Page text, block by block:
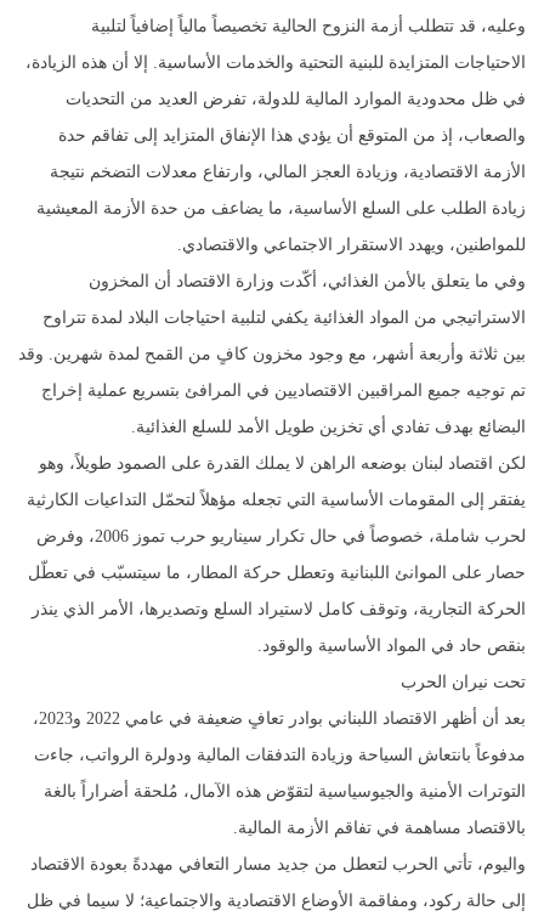
وعليه، قد تتطلب أزمة النزوح الحالية تخصيصاً مالياً إضافياً لتلبية
الاحتياجات المتزايدة للبنية التحتية والخدمات الأساسية. إلا أن هذه الزيادة،
في ظل محدودية الموارد المالية للدولة، تفرض العديد من التحديات
والصعاب، إذ من المتوقع أن يؤدي هذا الإنفاق المتزايد إلى تفاقم حدة
الأزمة الاقتصادية، وزيادة العجز المالي، وارتفاع معدلات التضخم نتيجة
زيادة الطلب على السلع الأساسية، ما يضاعف من حدة الأزمة المعيشية
للمواطنين، ويهدد الاستقرار الاجتماعي والاقتصادي.
وفي ما يتعلق بالأمن الغذائي، أكّدت وزارة الاقتصاد أن المخزون
الاستراتيجي من المواد الغذائية يكفي لتلبية احتياجات البلاد لمدة تتراوح
بين ثلاثة وأربعة أشهر، مع وجود مخزون كافٍ من القمح لمدة شهرين. وقد
تم توجيه جميع المراقبين الاقتصاديين في المرافئ بتسريع عملية إخراج
البضائع بهدف تفادي أي تخزين طويل الأمد للسلع الغذائية.
لكن اقتصاد لبنان بوضعه الراهن لا يملك القدرة على الصمود طويلاً، وهو
يفتقر إلى المقومات الأساسية التي تجعله مؤهلاً لتحمّل التداعيات الكارثية
لحرب شاملة، خصوصاً في حال تكرار سيناريو حرب تموز 2006، وفرض
حصار على الموانئ اللبنانية وتعطل حركة المطار، ما سيتسبّب في تعطّل
الحركة التجارية، وتوقف كامل لاستيراد السلع وتصديرها، الأمر الذي ينذر
بنقص حاد في المواد الأساسية والوقود.
تحت نيران الحرب
بعد أن أظهر الاقتصاد اللبناني بوادر تعافٍ ضعيفة في عامي 2022 و2023،
مدفوعاً بانتعاش السياحة وزيادة التدفقات المالية ودولرة الرواتب، جاءت
التوترات الأمنية والجيوسياسية لتقوّض هذه الآمال، مُلحقة أضراراً بالغة
بالاقتصاد مساهمة في تفاقم الأزمة المالية.
واليوم، تأتي الحرب لتعطل من جديد مسار التعافي مهددةً بعودة الاقتصاد
إلى حالة ركود، ومفاقمة الأوضاع الاقتصادية والاجتماعية؛ لا سيما في ظل